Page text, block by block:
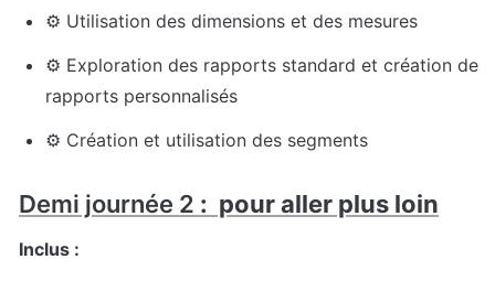
⚙️ Utilisation des dimensions et des mesures
⚙️ Exploration des rapports standard et création de
rapports personnalisés
⚙️ Création et utilisation des segments
Demi journée 2 :  pour aller plus loin
Inclus :